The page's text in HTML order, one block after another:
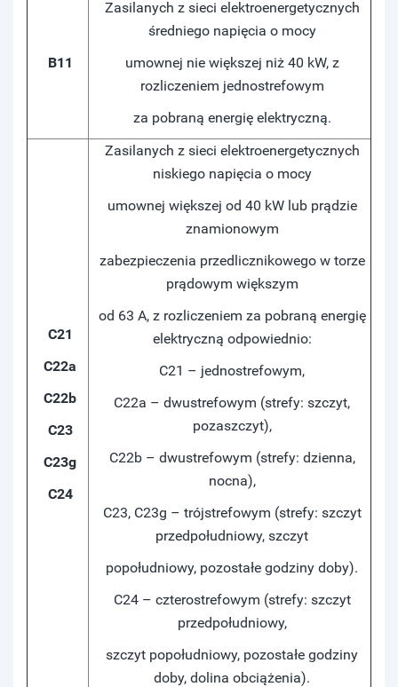
B11
Zasilanych z sieci elektroenergetycznych
średniego napięcia o mocy
umownej nie większej niż 40 kW, z
rozliczeniem jednostrefowym
za pobraną energię elektryczną.
C21
C22a
C22b
C23
C23g
C24
Zasilanych z sieci elektroenergetycznych
niskiego napięcia o mocy
umownej większej od 40 kW lub prądzie
znamionowym
zabezpieczenia przedlicznikowego w torze
prądowym większym
od 63 A, z rozliczeniem za pobraną energię
elektryczną odpowiednio:
C21 – jednostrefowym,
C22a – dwustrefowym (strefy: szczyt,
pozaszczyt),
C22b – dwustrefowym (strefy: dzienna,
nocna),
C23, C23g – trójstrefowym (strefy: szczyt
przedpołudniowy, szczyt
popołudniowy, pozostałe godziny doby).
C24 – czterostrefowym (strefy: szczyt
przedpołudniowy,
szczyt popołudniowy, pozostałe godziny
doby, dolina obciążenia).